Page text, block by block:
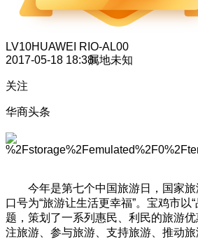
LV10HUAWEI RIO-AL00
2017-05-18 18:38属地未知
关注
华商头条
今年是第七个中国旅游日，国家旅
口号为“旅游让生活更幸福”。宝鸡市以
题，策划了一系列惠民、利民的旅游
注旅游、参与旅游、支持旅游、推动